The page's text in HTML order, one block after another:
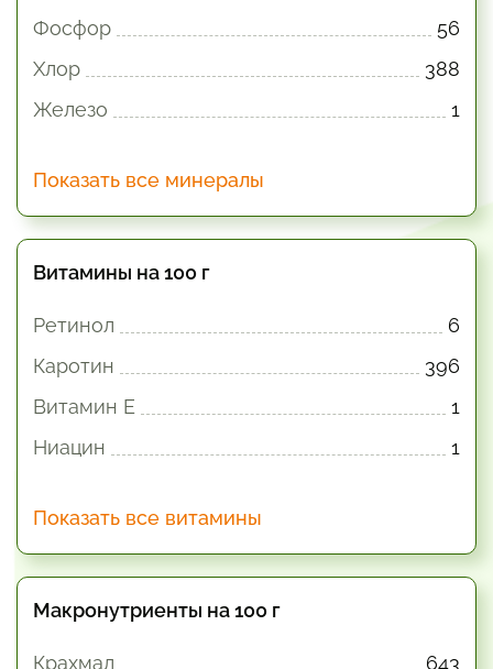
Фосфор
56
Хлор
388
Железо
1
Показать все минералы
Витамины на 100 г
Ретинол
6
Каротин
396
Витамин E
1
Ниацин
1
Показать все витамины
Макронутриенты на 100 г
Крахмал 643